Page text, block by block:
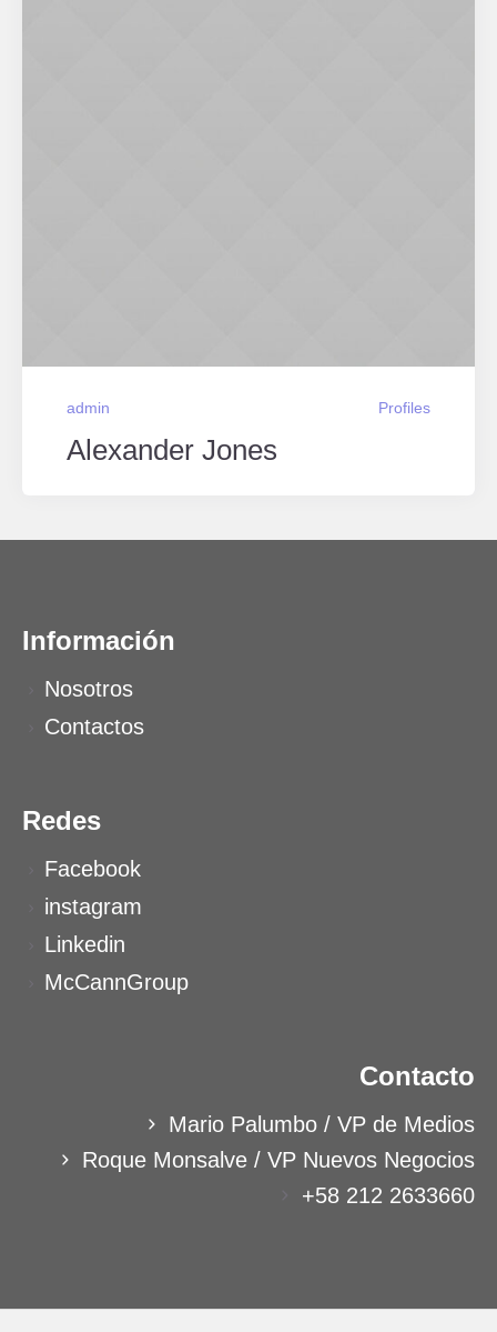
admin Profiles
Alexander Jones
Información
Nosotros
Contactos
Redes
Facebook
instagram
Linkedin
McCannGroup
Contacto
Mario Palumbo / VP de Medios
Roque Monsalve / VP Nuevos Negocios
+58 212 2633660